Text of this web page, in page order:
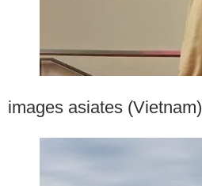
images asiates (Vietnam)